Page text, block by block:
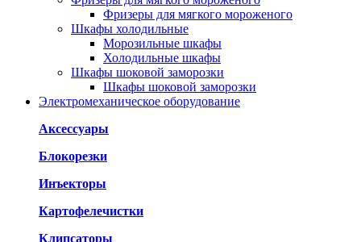
Фризеры для мягкого мороженого
Шкафы холодильные
Mорозильные шкафы
Холодильные шкафы
Шкафы шоковой заморозки
Шкафы шоковой заморозки
Электромеханическое оборудование
Аксессуары
Блокорезки
Инъекторы
Картофелечистки
Клипсаторы